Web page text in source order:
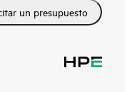
un presupuesto